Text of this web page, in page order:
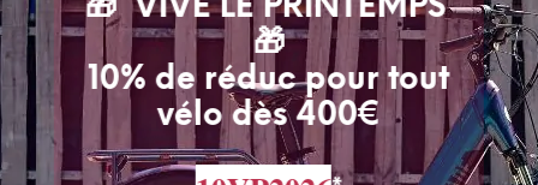
CONTINUER LA LECTURE
🎁 VIVE LE PRINTEMPS
🎁
10% de réduc pour tout
vélo dès 400€